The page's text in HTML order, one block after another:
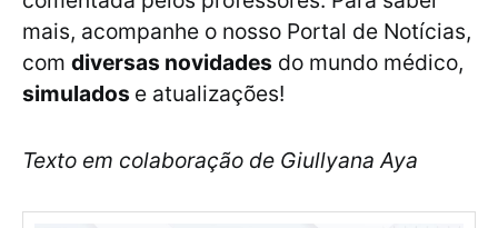
mais, acompanhe o nosso Portal de Notícias,
com diversas novidades do mundo médico,
simulados e atualizações!
Texto em colaboração de Giullyana Aya